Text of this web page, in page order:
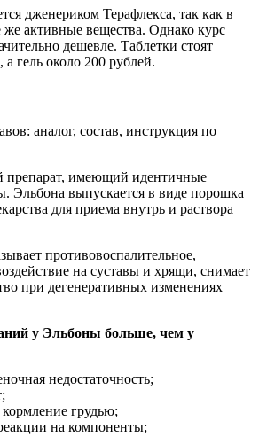
дженериком Терафлекса, так как в
же активные вещества. Однако курс
дешевле. Таблетки стоят
гель около 200 рублей.
препарат, имеющий идентичные
Эльбона выпускается в виде порошка
для приема внутрь и раствора
противовоспалительное,
на суставы и хрящи, снимает
при дегенеративных изменениях
у Эльбоны больше, чем у
недостаточность;
грудью;
на компоненты;